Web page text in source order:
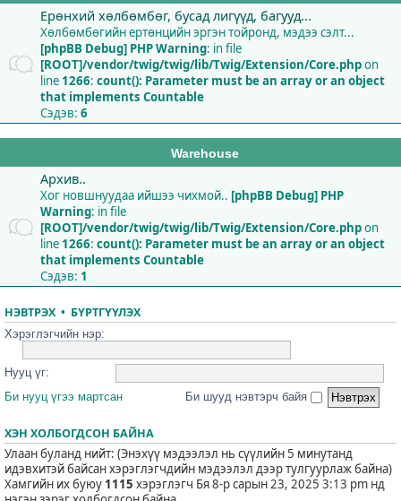
Ерөнхий хөлбөмбөг, бусад лигүүд, багууд...
Хөлбөмбөгийн ертөнцийн эргэн тойронд, мэдээ сэлт...
[phpBB Debug] PHP Warning: in file
[ROOT]/vendor/twig/twig/lib/Twig/Extension/Core.phpon
line 1266: count(): Parameter must be an array or an object
that implements Countable
Сэдэв: 6
Warehouse
Архив..
Хог новшнуудаа ийшээ чихмой.. [phpBB Debug] PHP
Warning: in file
[ROOT]/vendor/twig/twig/lib/Twig/Extension/Core.phpon
line 1266: count(): Parameter must be an array or an object
that implements Countable
Сэдэв: 1
НЭВТРЭХ• БҮРТГҮҮЛЭХ
Хэрэглэгчийн нэр:
Нууц үг:
Би нууц үгээ мартсан
Би шууд нэвтэрч байя
ХЭН ХОЛБОГДСОН БАЙНА
Улаан буланд нийт: (Энэхүү мэдээлэл нь сүүлийн 5 минутанд
идэвхитэй байсан хэрэглэгчдийн мэдээлэл дээр тулгуурлаж байна)
Хамгийн их буюу 1115 хэрэглэгч Бя 8-р сарын 23, 2025 3:13 pm нд